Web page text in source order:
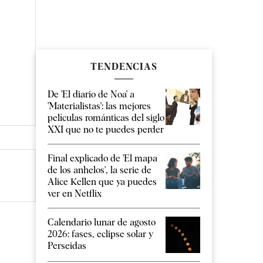
TENDENCIAS
De 'El diario de Noa' a
'Materialistas': las mejores
películas románticas del siglo
XXI que no te puedes perder
Final explicado de 'El mapa
de los anhelos', la serie de
Alice Kellen que ya puedes
ver en Netflix
Calendario lunar de agosto
2026: fases, eclipse solar y
Perseidas